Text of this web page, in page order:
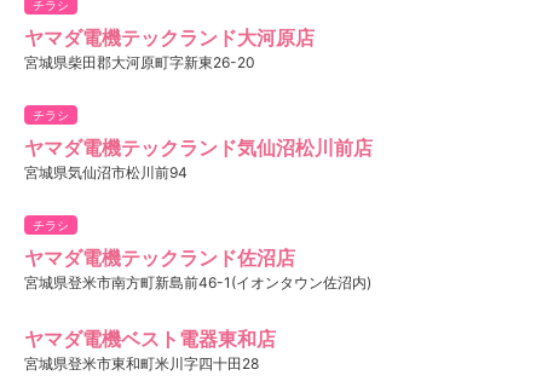
チラシ
ヤマダ電機テックランド大河原店
宮城県柴田郡大河原町字新東26-20
チラシ
ヤマダ電機テックランド気仙沼松川前店
宮城県気仙沼市松川前94
チラシ
ヤマダ電機テックランド佐沼店
宮城県登米市南方町新島前46-1(イオンタウン佐沼内)
ヤマダ電機ベスト電器東和店
宮城県登米市東和町米川字四十田28